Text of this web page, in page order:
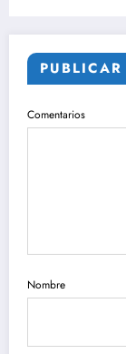
Comentarios
Nombre